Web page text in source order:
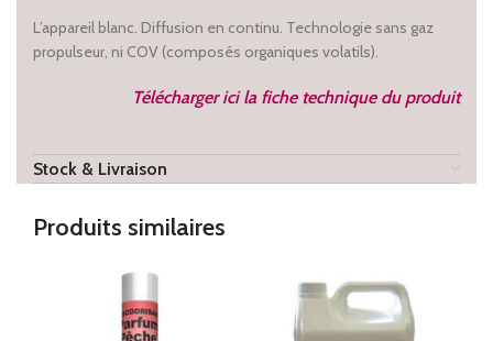
L’appareil blanc. Diffusion en continu. Technologie sans gaz
propulseur, ni COV (composés organiques volatils).
Télécharger ici la fiche technique du produit
Stock & Livraison
Produits similaires